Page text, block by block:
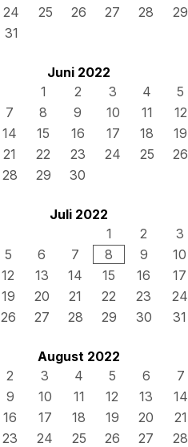
24 25 26 27 28
29
31
Juni 2022
1
2 3 4
5
7 8 9 10 11
12
14 15 16 17 18
19
21 22 23 24 25
26
28 29 30
Juli 2022
1
2
3
5 6 7 8 9
10
12 13 14 15 16
17
19 20 21 22 23
24
26 27 28 29 30 31
August 2022
2 3 4 5 6
7
9 10 11 12 13
14
16 17 18 19 20
21
23 24 25 26 27
28